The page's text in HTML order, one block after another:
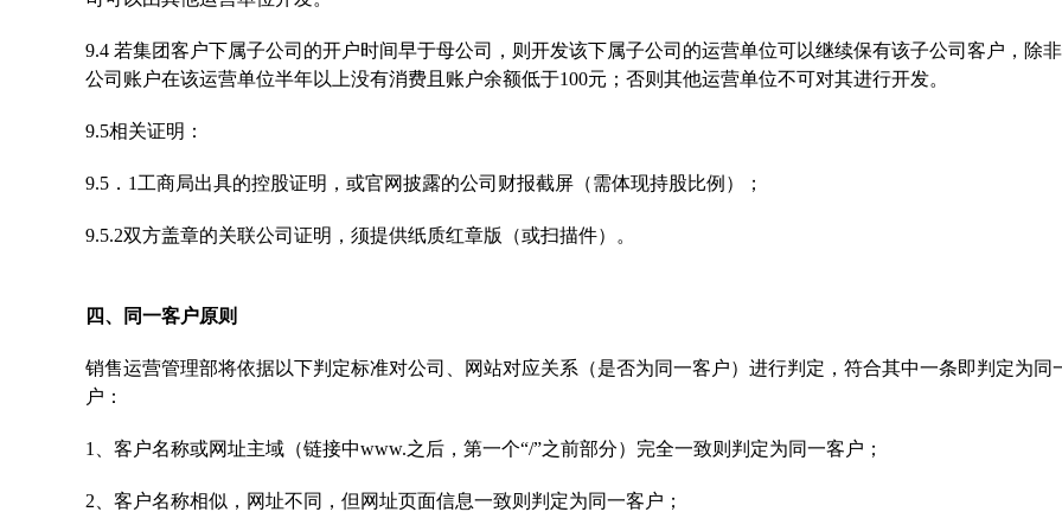
9.4 若集团客户下属子公司的开户时间早于母公司，则开发该下属子公司的运营单位可以继续保有该子公司客户，除
公司账户在该运营单位半年以上没有消费且账户余额低于100元；否则其他运营单位不可对其进行开发。
9.5相关证明：
9.5．1工商局出具的控股证明，或官网披露的公司财报截屏（需体现持股比例）；
9.5.2双方盖章的关联公司证明，须提供纸质红章版（或扫描件）。
四、同一客户原则
销售运营管理部将依据以下判定标准对公司、网站对应关系（是否为同一客户）进行判定，符合其中一条即判定为同
户：
1、客户名称或网址主域（链接中www.之后，第一个“/”之前部分）完全一致则判定为同一客户；
2、客户名称相似，网址不同，但网址页面信息一致则判定为同一客户；